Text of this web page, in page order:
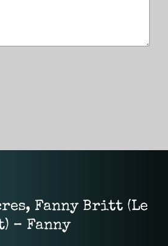
Fanny Britt (Le
– Fanny